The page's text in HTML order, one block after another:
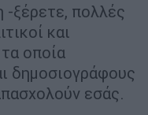
ξέρετε, πολλές
και
οποία
δημοσιογράφους
εσάς.